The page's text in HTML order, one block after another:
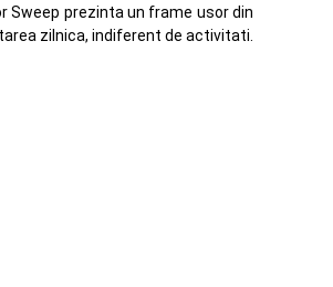
Sweep prezinta un frame usor din
zilnica, indiferent de activitati.